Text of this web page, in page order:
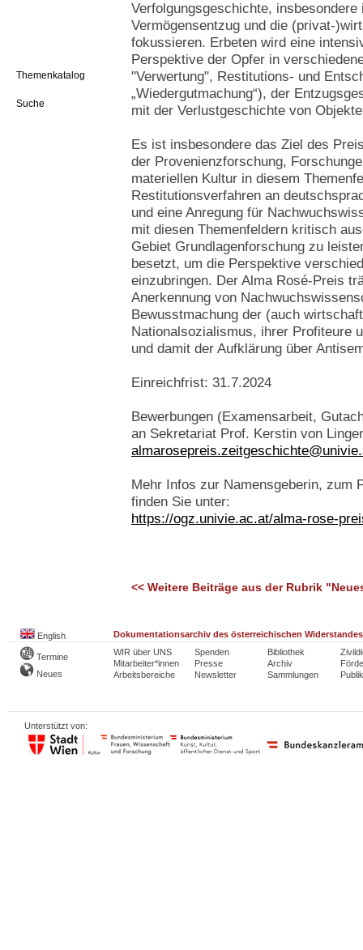
Themenkatalog
Suche
Verfolgungsgeschichte,
Vermögensentzug und die (privat-
fokussieren. Erbeten wird eine
Perspektive der Opfer in
"Verwertung", Restitutions- und
„Wiedergutmachung“), der
mit der Verlustgeschichte von
Es ist insbesondere das Ziel des
der Provenienzforschung,
materiellen Kultur in diesem
Restitutionsverfahren an
und eine Anregung für
mit diesen Themenfeldern kritisch
Gebiet Grundlagenforschung zu
besetzt, um die Perspektive
einzubringen. Der Alma Rosé-Preis
Anerkennung von
Bewusstmachung der (auch
Nationalsozialismus, ihrer Profiteure
und damit der Aufklärung über
Einreichfrist: 31.7.2024
Bewerbungen (Examensarbeit,
an Sekretariat Prof. Kerstin von
Mehr Infos zur Namensgeberin, zum
finden Sie unter:
https://ogz.univie.ac.at/alma-rose-
<< Weitere Beiträge aus der Rubrik
English Dokumentationsarchiv des österreichischen Widerstandes
Termine
Neues
WIR über UNS
Mitarbeiter*innen
Arbeitsbereiche
Spenden
Presse
Newsletter
Bibliothek
Archiv
Sammlungen
Unterstützt von: